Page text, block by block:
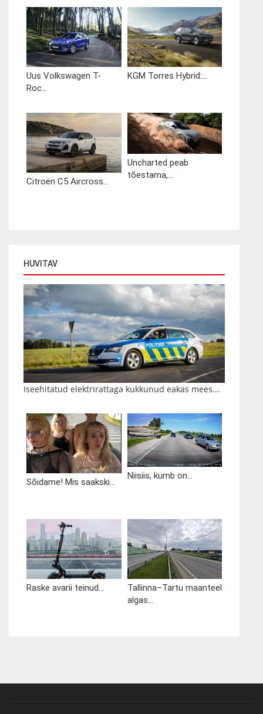
Uus Volkswagen T-
Roc...
KGM Torres Hybrid:...
Citroën C5 Aircross...
Uncharted peab
tõestama,...
HUVITAV
Iseehitatud elektrirattaga kukkunud eakas mees...
Sõidame! Mis saakski...
Niisiis, kumb on...
Raske avarii teinud...
Tallinna–Tartu maanteel
algas...